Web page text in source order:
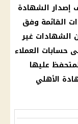
الشهادة
القائمة وفق
الشهادات غير
حسابات العملاء
عليها
الأهلي